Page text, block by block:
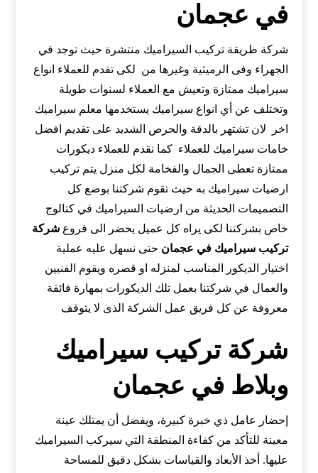
في عجمان
شركة طريقة تركيب السيراميك منتشرة حيث توجد في
الجهراء وفى الرميثية وغيرها من لكى تقدم للعملاء انواع
سيراميك ممتازة وتعيش مع العملاء لسنوات طويلة
وتختلف عن أي انواع سيراميك يستخدمها معلم سيراميك
اخر لان تشتهر بالدقة والحرص الشديد على تقديم افضل
خامات سيراميك للعملاء كما نقدم للعملاء ديكورات
ممتازة تعطى الجمال والفخامة لكل منزل يتم تركيب
ارضيات سيراميك به حيث تقوم شركتنا بوضع كل
التصميمات الحديثة من ارضيات السيراميك في كتالوج
خاص بشركتنا لكى يراه كل عميل يحضر الى فروعشركة
تركيب سيراميك في عجمان حتى نسهل عليه عملية
اختيار الديكور المناسب لمنزله او قصره ويقوم الفنيين
والعمال في شركتنا بعمل تلك الديكورات بمهارة فائقة
معروفة عن كل فريق عمل الشركة الذى لا يتوقف
شركة تركيب سيراميك
وبلاط في عجمان
إحضار عامل ذي خبرة كبيرة، ويفضل أن يمتلك عينة
معينة للتأكد من كفاءة المنطقة التي سيركب السيراميك
عليها. أخذ الأبعاد والقياسات بشكل دقيق للمساحة